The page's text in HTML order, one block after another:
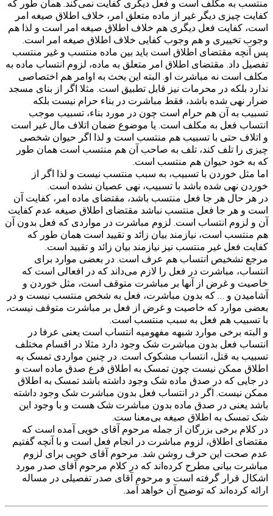
منتسب به مکلف است و فعل دیگری کفایت نمی‌کند. همان طور که
کفایت چیزی دیگر غیر از ماده متعلق امر، خلاف اطلاق صیغه امر
است، کفایت فعل دیگری هم خلاف اطلاق صیغه امر است و لذا هم
وجوب تخییری و هم وجوب کفایی خلاف اطلاق صیغه امر است.
پس آنچه مقتضای اطلاق است باید بین ماده منتسب و غیر منتسب
تفصیل داد. مقتضای اطلاق امر متعلق به ماده، لزوم انتساب ماده به
مکلف است نه مباشرت او. البته این بحث به اوامر هم اختصاصی
ندارد بلکه در محرمات نیز قابل تطبیق است. مثلا اگر از بنای مسجد
ضرار نهی شده باشد، فقط مباشرت در بناء حرام نیست بلکه
تسبیب به آن هم حرام است چون در مورد بناء، تسبیب موجب
انتساب فعل به مکلف است. یا موضوع ضمان اتلاف مال غیر است
و اتلاف حتی با تسبیب هم منتسب است و لذا اگر حیوان شخصی
چیزی را تلف کند، تلف به صاحب آن هم منتسب است همان طور
که به خود حیوان هم منتسب است.
اما مثل خوردن با تسبیب، به سبب منتسب نیست و لذا اگر از
خوردن نهی شده باشد با تسبیب، نهی عصیان نشده است.
در هر حال هر جا فعل منتسب باشد، مقتضای ماده امر، کفایت آن
است و هر جا فعل منتسب نباشد مقتضای اطلاق صیغه عدم کفایت
آن و لزوم انتساب است. لزوم مباشرت در مواردی که فعل بدون آن
هم منتسب است، نیازمند بیان زائد و تقیید است همان طور که
کفایت فعل غیر منتسب نیز نیازمند بیان زائد و تقیید است.
مرجع تشخیص انتساب هم عرف است. در بعضی موارد برای
انتساب، مباشرت در فعل را لازم می‌داند که در افعالی است که
خاصیت و غرض از آنها بر مباشرت متوقف است، مثل خوردن و
آشامیدن و … که بدون مباشرت، فعل به شخص منتسب نیست و در
بعضی موارد که خاصیت و غرض از فعل بر مباشرت متوقف نیست،
با تسبیب هم فعل به سبب منتسب است.
و البته برخی موارد شبهه مفهومیه انتساب است یعنی عرفا در
انتساب فعل بدون مباشرت شک وجود دارد مثلا در اقسام مختلف
تسبیب به قتل، انتساب مشکوک است. در چنین مواردی تمسک به
اطلاق ممکن نیست چون تمسک به اطلاق فرع صدق ماده است و
در جایی که در صدق ماده شک وجود داشته باشد تمسک به اطلاق
ممکن نیست. اگر در انتساب فعل بدون مباشرت شک وجود داشته
باشد یعنی در صدق ماده بدون مباشرت شک هست و با وجود این
شک تمسک به اطلاق صیغه بی‌معنا ست.
در کلام برخی بزرگان از جمله مرحوم آقای خویی آمده است که
مقتضای اطلاق، لزوم مباشرت در انجام فعل است و با آنچه گفتیم
عدم صحت این حرف روشن شد. مرحوم آقای خویی برای لزوم
مباشرت بیانی مطرح کرده‌اند که در کلام مرحوم آقای صدر مورد
اشکال قرار گرفته است و مرحوم آقای صدر تفصیلی در مساله
ارائه کرده‌اند که توضیح آن خواهد آمد.